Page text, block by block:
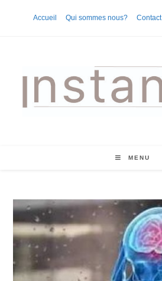
Accueil Qui sommes nous? Contact
MENU